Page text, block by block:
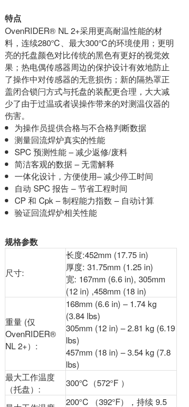
特点
OvenRIDER® NL 2+采用更高耐温性能的材
料，连续280℃、最大300℃的环境使用；更明
亮的托盘颜色对比传统的黑色有更好的视觉效
果；热电偶传感器周边的保护设计有效地防止
了操作中对传感器的无意损伤；新的隔热罩正
盖闭合锁闩方式与托盘的装配更合理，大大减
少了由于过温或者误操作带来的对测温仪器的
伤害。
为操作员提供合格与不合格判断数据
测量回流焊炉真实的性能
SPC 预测性能 – 减少返修/废料
简洁客观的数据 – 无需解释
一体化设计，方便使用– 减少停工时间
自动 SPC 报告 – 节省工程时间
CP 和 Cpk – 制程能力指数 – 自动计算
验证回流焊炉相关性能
规格参数
尺寸:
长度:452mm (17.75 in)
厚度: 31.75mm (1.25 in)
宽: 167mm (6.6 in), 305mm
(12 in) ,458mm (18 in)
重量 (仅
OvenRIDER®
NL 2+）:
168mm (6.6 in) – 1.74 kg
(3.84 lbs)
305mm (12 in) – 2.81 kg (6.19
lbs)
457mm (18 in) – 3.54 kg (7.8
lbs)
最大工作温度
（托盘）:
300℃（572°F ）
200°C （392°F），持续 9.5